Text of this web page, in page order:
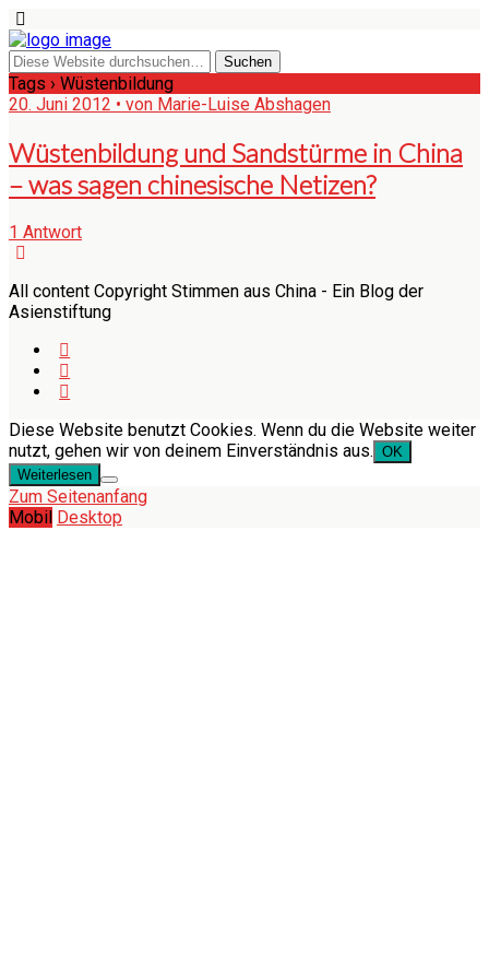
Tags › Wüstenbildung
20. Juni 2012 • von Marie-Luise Abshagen
Wüstenbildung und Sandstürme in China
– was sagen chinesische Netizen?
1 Antwort
All content Copyright Stimmen aus China - Ein Blog der
Asienstiftung
Diese Website benutzt Cookies. Wenn du die Website weiter
nutzt, gehen wir von deinem Einverständnis aus. OK
Weiterlesen
Zum Seitenanfang
Mobil Desktop